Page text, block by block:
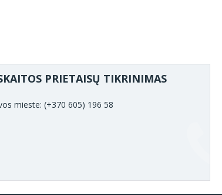
PRIETAISŲ TIKRINIMAS
mieste: (+370 605) 196 58